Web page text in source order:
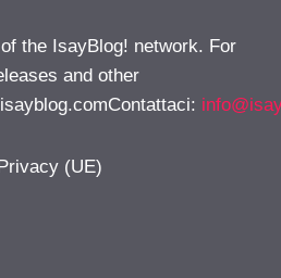
the IsayBlog! network. For
and other
:
(UE)